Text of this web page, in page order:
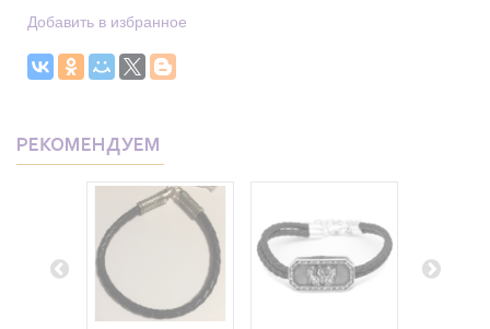
Добавить в избранное
РЕКОМЕНДУЕМ